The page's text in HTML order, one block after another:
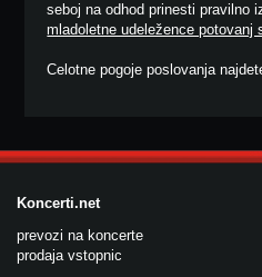
seboj na odhod prinesti pravilno
mladoletne udeležence potovanj
Celotne pogoje poslovanja
Koncerti.net
prevozi na koncerte
prodaja vstopnic